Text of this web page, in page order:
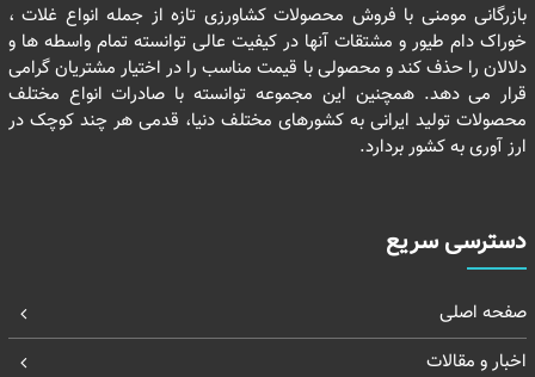
بازرگانی مومنی با فروش محصولات کشاورزی تازه از جمله انواع غلات ،
خوراک دام طیور و مشتقات آنها در کیفیت عالی توانسته تمام واسطه ها و
دلالان را حذف کند و محصولی با قیمت مناسب را در اختیار مشتریان گرامی
قرار می دهد. همچنین این مجموعه توانسته با صادرات انواع مختلف
محصولات تولید ایرانی به کشورهای مختلف دنیا، قدمی هر چند کوچک در
ارز آوری به کشور بردارد.
دسترسی سریع
صفحه اصلی
اخبار و مقالات